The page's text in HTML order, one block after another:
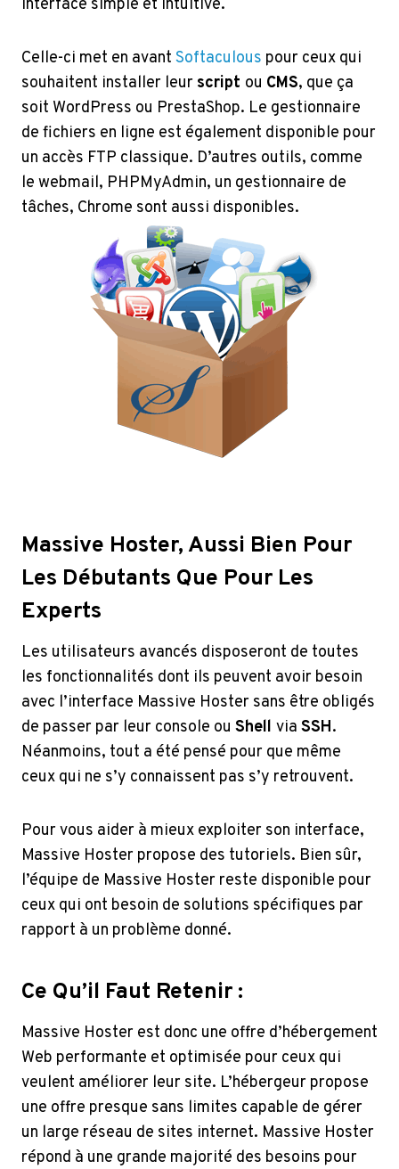
interface simple et intuitive.
Celle-ci met en avant Softaculous pour ceux qui
souhaitent installer leur script ou CMS, que ça
soit WordPress ou PrestaShop. Le gestionnaire
de fichiers en ligne est également disponible pour
un accès FTP classique. D’autres outils, comme
le webmail, PHPMyAdmin, un gestionnaire de
tâches, Chrome sont aussi disponibles.
Massive Hoster, Aussi Bien Pour
Les Débutants Que Pour Les
Experts
Les utilisateurs avancés disposeront de toutes
les fonctionnalités dont ils peuvent avoir besoin
avec l’interface Massive Hoster sans être obligés
de passer par leur console ou Shell via SSH.
Néanmoins, tout a été pensé pour que même
ceux qui ne s’y connaissent pas s’y retrouvent.
Pour vous aider à mieux exploiter son interface,
Massive Hoster propose des tutoriels. Bien sûr,
l’équipe de Massive Hoster reste disponible pour
ceux qui ont besoin de solutions spécifiques par
rapport à un problème donné.
Ce Qu’il Faut Retenir :
Massive Hoster est donc une offre d’hébergement
Web performante et optimisée pour ceux qui
veulent améliorer leur site. L’hébergeur propose
une offre presque sans limites capable de gérer
un large réseau de sites internet. Massive Hoster
répond à une grande majorité des besoins pour